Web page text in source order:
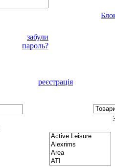
забули
пароль?
реєстрація